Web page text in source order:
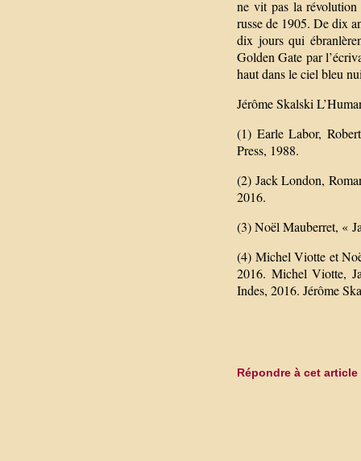
ne vit pas la
russe de 1905. De dix
dix jours qui
Golden Gate par
haut dans le ciel bleu
Jérôme Skalski
(1) Earle Labor,
Press, 1988.
(2) Jack London,
2016.
(3) Noël Mauberret, «
(4) Michel Viotte et
2016. Michel Viotte,
Indes, 2016. Jérôme
Répondre à cet article